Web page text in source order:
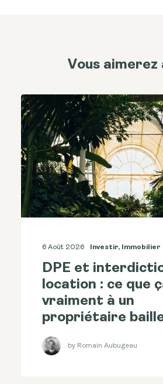
Vous aimerez
6 Août 2026 Investir, Immobilier
DPE et
location : ce que
vraiment à un
propriétaire
by Romain Aubugeau